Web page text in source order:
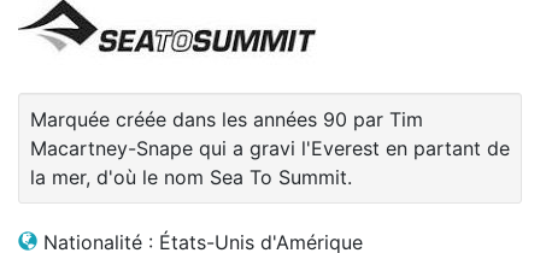
Marquée créée dans les années 90 par Tim
Macartney-Snape qui a gravi l'Everest en partant de
la mer, d'où le nom Sea To Summit.
Nationalité : États-Unis d'Amérique